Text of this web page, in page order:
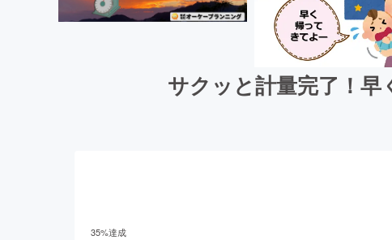
サクッと計量完了！早
35%達成